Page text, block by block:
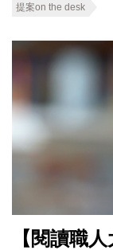
提案on the desk
【閱讀職